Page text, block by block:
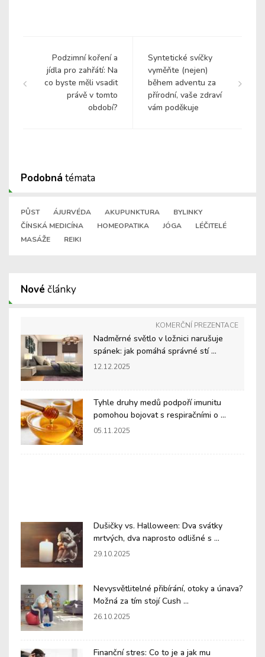
Podzimní koření a
jídla pro zahřátí: Na
co byste měli vsadit
právě v tomto
období?
Syntetické svíčky
vyměňte (nejen)
během adventu za
přírodní, vaše zdraví
vám poděkuje
Podobná témata
PŮST ÁJURVÉDA AKUPUNKTURA
BYLINKY
ČÍNSKÁ MEDICÍNA
HOMEOPATIKA JÓGA
LÉČITELÉ
MASÁŽE
REIKI
Nové články
KOMERČNÍ PREZENTACE
Nadměrné světlo v ložnici narušuje
spánek: jak pomáhá správné stí ...
12.12.2025
Tyhle druhy medů podpoří imunitu
pomohou bojovat s respiračními o ...
05.11.2025
Dušičky vs. Halloween: Dva svátky
mrtvých, dva naprosto odlišné s ...
29.10.2025
Nevysvětlitelné přibírání, otoky a únava?
Možná za tím stojí Cush ...
26.10.2025
Finanční stres: Co to je a jak mu